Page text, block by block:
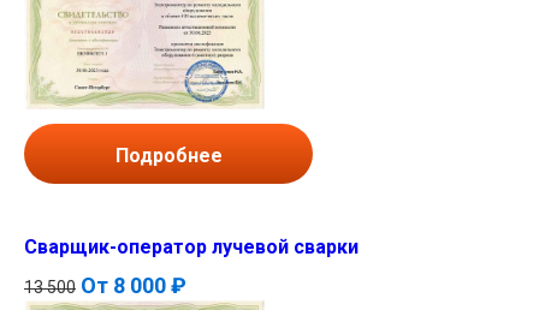
Подробнее
Сварщик-оператор лучевой сварки
13 500 От 8 000 ₽